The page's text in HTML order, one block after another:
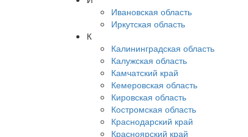
Ивановская область
Иркутская область
К
Калининградская область
Калужская область
Камчатский край
Кемеровская область
Кировская область
Костромская область
Краснодарский край
Красноярский край